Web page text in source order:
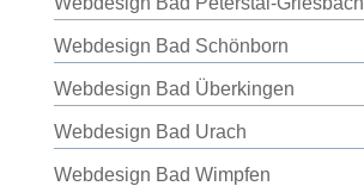
Webdesign Bad Schönborn
Webdesign Bad Überkingen
Webdesign Bad Urach
Webdesign Bad Wimpfen